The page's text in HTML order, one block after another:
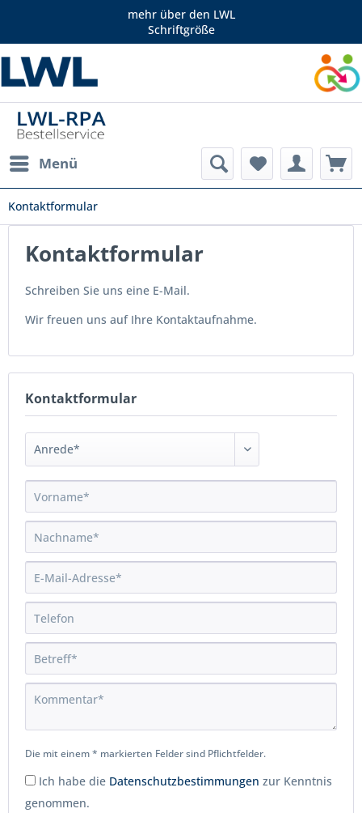
mehr über den LWL
Schriftgröße
Menü
Kontaktformular
Kontaktformular
Schreiben Sie uns eine E-Mail.
Wir freuen uns auf Ihre Kontaktaufnahme.
Kontaktformular
Die mit einem * markierten Felder sind Pflichtfelder.
Ich habe die Datenschutzbestimmungen zur Kenntnis
genommen.